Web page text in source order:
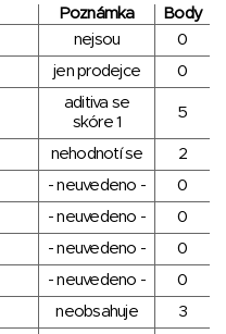
Poznámka
Body
nejsou
0
jen prodejce 0
aditiva se
skóre 1
5
nehodnotí se
2
- neuvedeno -
0
- neuvedeno -
0
- neuvedeno -
0
- neuvedeno -
0
neobsahuje
3